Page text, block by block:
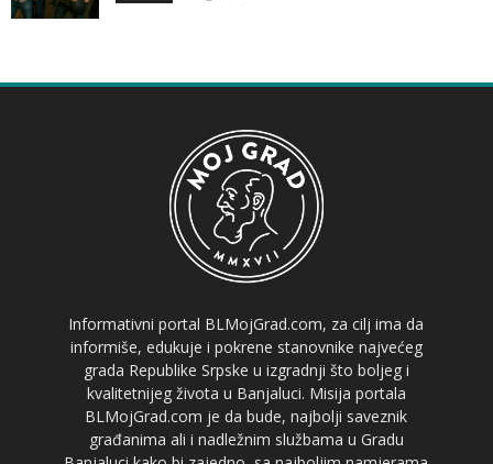
Informativni portal BLMojGrad.com, za cilj ima da
informiše, edukuje i pokrene stanovnike najvećeg
grada Republike Srpske u izgradnji što boljeg i
kvalitetnijeg života u Banjaluci. Misija portala
BLMojGrad.com je da bude, najbolji saveznik
građanima ali i nadležnim službama u Gradu